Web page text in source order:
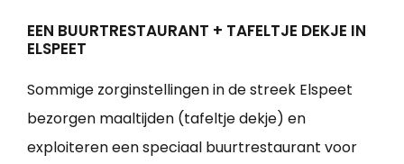
EEN BUURTRESTAURANT + TAFELTJE DEKJE IN
ELSPEET
Sommige zorginstellingen in de streek Elspeet
bezorgen maaltijden (tafeltje dekje) en
exploiteren een speciaal buurtrestaurant voor